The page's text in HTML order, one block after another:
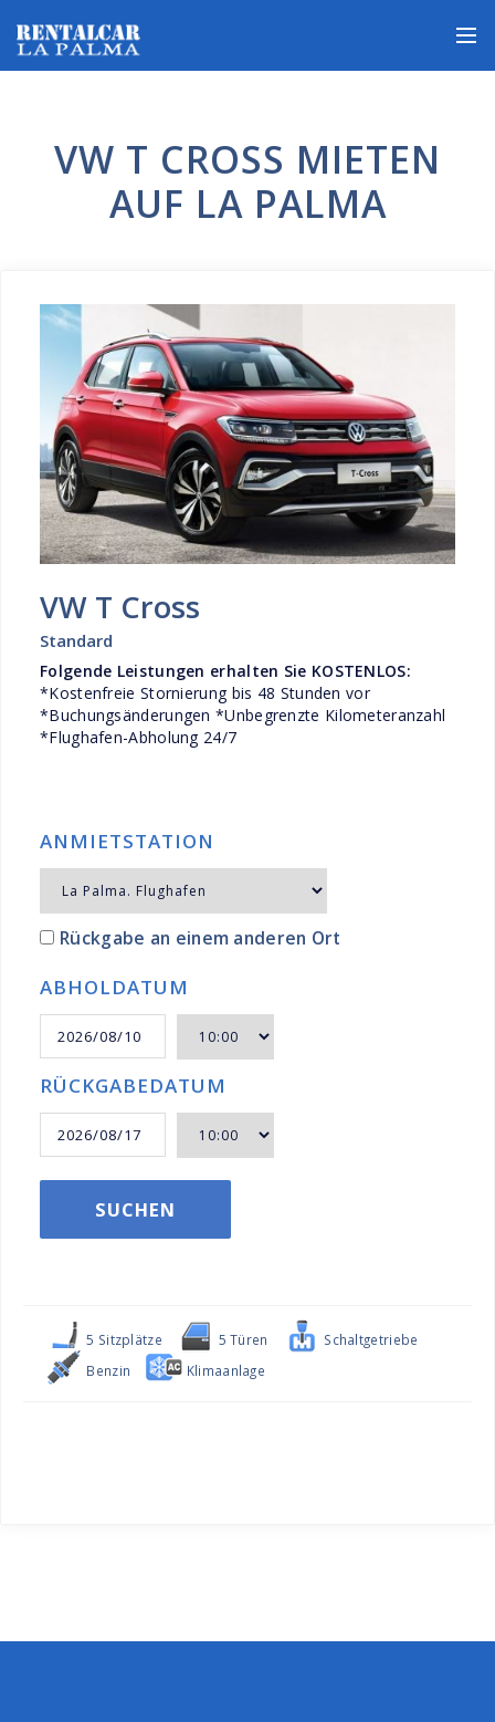
VW T CROSS MIETEN
AUF LA PALMA
VW T Cross
Standard
Folgende Leistungen erhalten Sie KOSTENLOS:
*Kostenfreie Stornierung bis 48 Stunden vor
*Buchungsänderungen *Unbegrenzte Kilometeranzahl
*Flughafen-Abholung 24/7
ANMIETSTATION
Rückgabe an einem anderen Ort
ABHOLDATUM
RÜCKGABEDATUM
SUCHEN
5 Sitzplätze 5 Türen
Schaltgetriebe
Benzin
Klimaanlage